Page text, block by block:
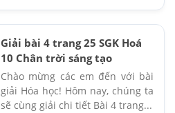
Giải bài 4 trang 25 SGK Hoá
10 Chân trời sáng tạo
Chào mừng các em đến với bài
giải Hóa học! Hôm nay, chúng ta
sẽ cùng giải chi tiết Bài 4 trang...